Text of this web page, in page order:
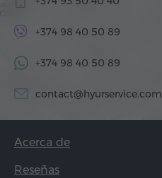
+374 98 40 50 89
+374 98 40 50 89
contact@hyurservice.com
Acerca de
Reseñas